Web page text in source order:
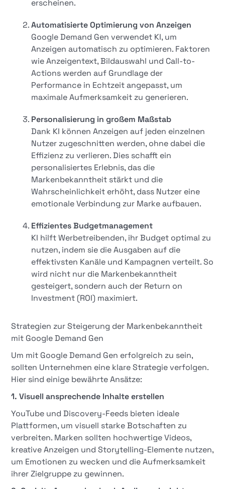
erscheinen.
Automatisierte Optimierung von Anzeigen
Google Demand Gen verwendet KI, um
Anzeigen automatisch zu optimieren. Faktoren
wie Anzeigentext, Bildauswahl und Call-to-
Actions werden auf Grundlage der
Performance in Echtzeit angepasst, um
maximale Aufmerksamkeit zu generieren.
Personalisierung in großem Maßstab
Dank KI können Anzeigen auf jeden einzelnen
Nutzer zugeschnitten werden, ohne dabei die
Effizienz zu verlieren. Dies schafft ein
personalisiertes Erlebnis, das die
Markenbekanntheit stärkt und die
Wahrscheinlichkeit erhöht, dass Nutzer eine
emotionale Verbindung zur Marke aufbauen.
Effizientes Budgetmanagement
KI hilft Werbetreibenden, ihr Budget optimal zu
nutzen, indem sie die Ausgaben auf die
effektivsten Kanäle und Kampagnen verteilt. So
wird nicht nur die Markenbekanntheit
gesteigert, sondern auch der Return on
Investment (ROI) maximiert.
Strategien zur Steigerung der Markenbekanntheit
mit Google Demand Gen
Um mit Google Demand Gen erfolgreich zu sein,
sollten Unternehmen eine klare Strategie verfolgen.
Hier sind einige bewährte Ansätze:
1. Visuell ansprechende Inhalte erstellen
YouTube und Discovery-Feeds bieten ideale
Plattformen, um visuell starke Botschaften zu
verbreiten. Marken sollten hochwertige Videos,
kreative Anzeigen und Storytelling-Elemente nutzen,
um Emotionen zu wecken und die Aufmerksamkeit
ihrer Zielgruppe zu gewinnen.